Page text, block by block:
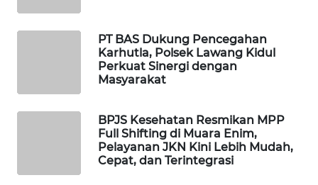
PT BAS Dukung Pencegahan
Karhutla, Polsek Lawang Kidul
Perkuat Sinergi dengan
Masyarakat
BPJS Kesehatan Resmikan MPP
Full Shifting di Muara Enim,
Pelayanan JKN Kini Lebih Mudah,
Cepat, dan Terintegrasi
METRO
SIANTAR
MEDAN